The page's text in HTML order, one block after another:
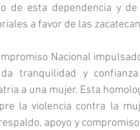
de esta dependencia y
a favor de las
Nacional
tranquilidad y
a una mujer. Esta
la violencia contra la
apoyo y